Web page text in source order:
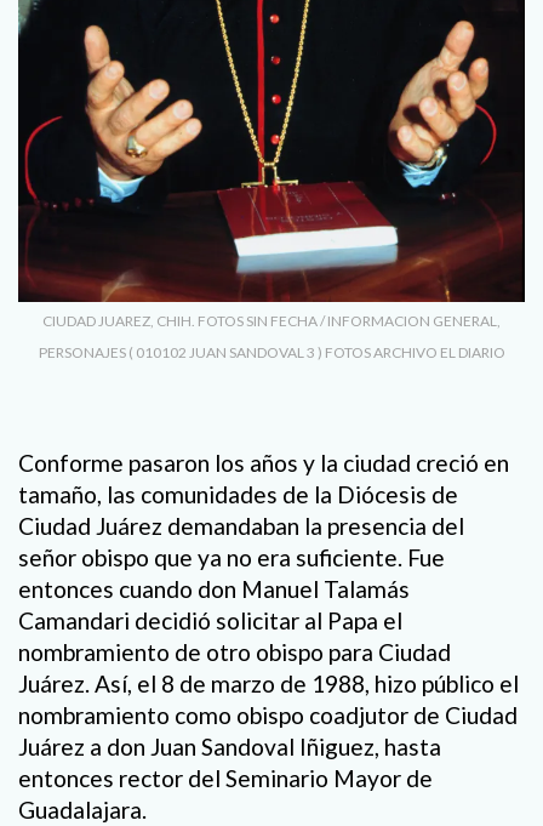
CIUDAD JUAREZ, CHIH. FOTOS SIN FECHA / INFORMACION GENERAL,
PERSONAJES ( 010102 JUAN SANDOVAL 3 ) FOTOS ARCHIVO EL DIARIO
Conforme pasaron los años y la ciudad creció en
tamaño, las comunidades de la Diócesis de
Ciudad Juárez demandaban la presencia del
señor obispo que ya no era suficiente. Fue
entonces cuando don Manuel Talamás
Camandari decidió solicitar al Papa el
nombramiento de otro obispo para Ciudad
Juárez. Así, el 8 de marzo de 1988, hizo público el
nombramiento como obispo coadjutor de Ciudad
Juárez a don Juan Sandoval Iñiguez, hasta
entonces rector del Seminario Mayor de
Guadalajara.